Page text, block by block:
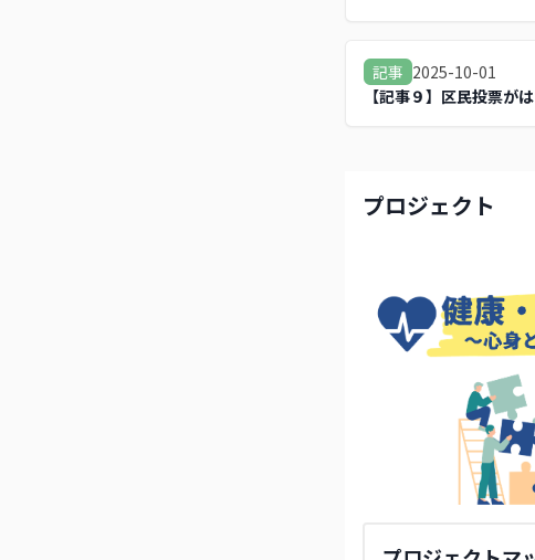
記事 2025-10-01
【記事９】区民投票が
プロジェクト